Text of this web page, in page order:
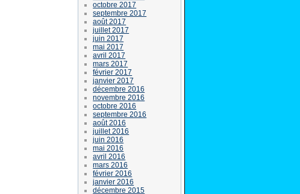
octobre 2017
septembre 2017
août 2017
juillet 2017
juin 2017
mai 2017
avril 2017
mars 2017
février 2017
janvier 2017
décembre 2016
novembre 2016
octobre 2016
septembre 2016
août 2016
juillet 2016
juin 2016
mai 2016
avril 2016
mars 2016
février 2016
janvier 2016
décembre 2015